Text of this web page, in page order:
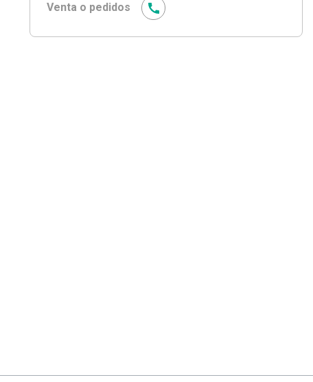
Venta o pedidos